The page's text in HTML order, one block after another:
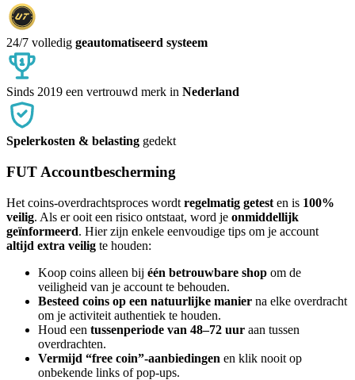
24/7 volledig geautomatiseerd systeem
Sinds 2019 een vertrouwd merk in Nederland
Spelerkosten & belasting gedekt
FUT Accountbescherming
Het coins-overdrachtsproces wordt regelmatig getest en is 100%
veilig. Als er ooit een risico ontstaat, word je onmiddellijk
geïnformeerd. Hier zijn enkele eenvoudige tips om je account
altijd extra veilig te houden:
Koop coins alleen bij één betrouwbare shop om de
veiligheid van je account te behouden.
Besteed coins op een natuurlijke manier na elke overdracht
om je activiteit authentiek te houden.
Houd een tussenperiode van 48–72 uur aan tussen
overdrachten.
Vermijd “free coin”-aanbiedingen en klik nooit op
onbekende links of pop-ups.